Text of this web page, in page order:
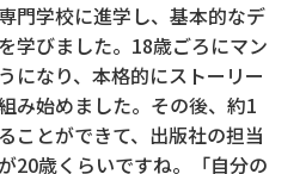
門学校に進学し、基本的なデ
学びました。18歳ごろにマン
になり、本格的にストーリー
み始めました。その後、約1
ことができて、出版社の担当
20歳くらいですね。「自分の